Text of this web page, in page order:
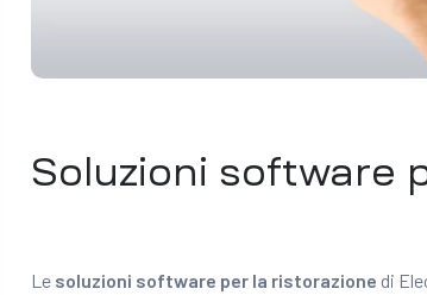
Soluzioni software
Le soluzioni software per la ristorazione di